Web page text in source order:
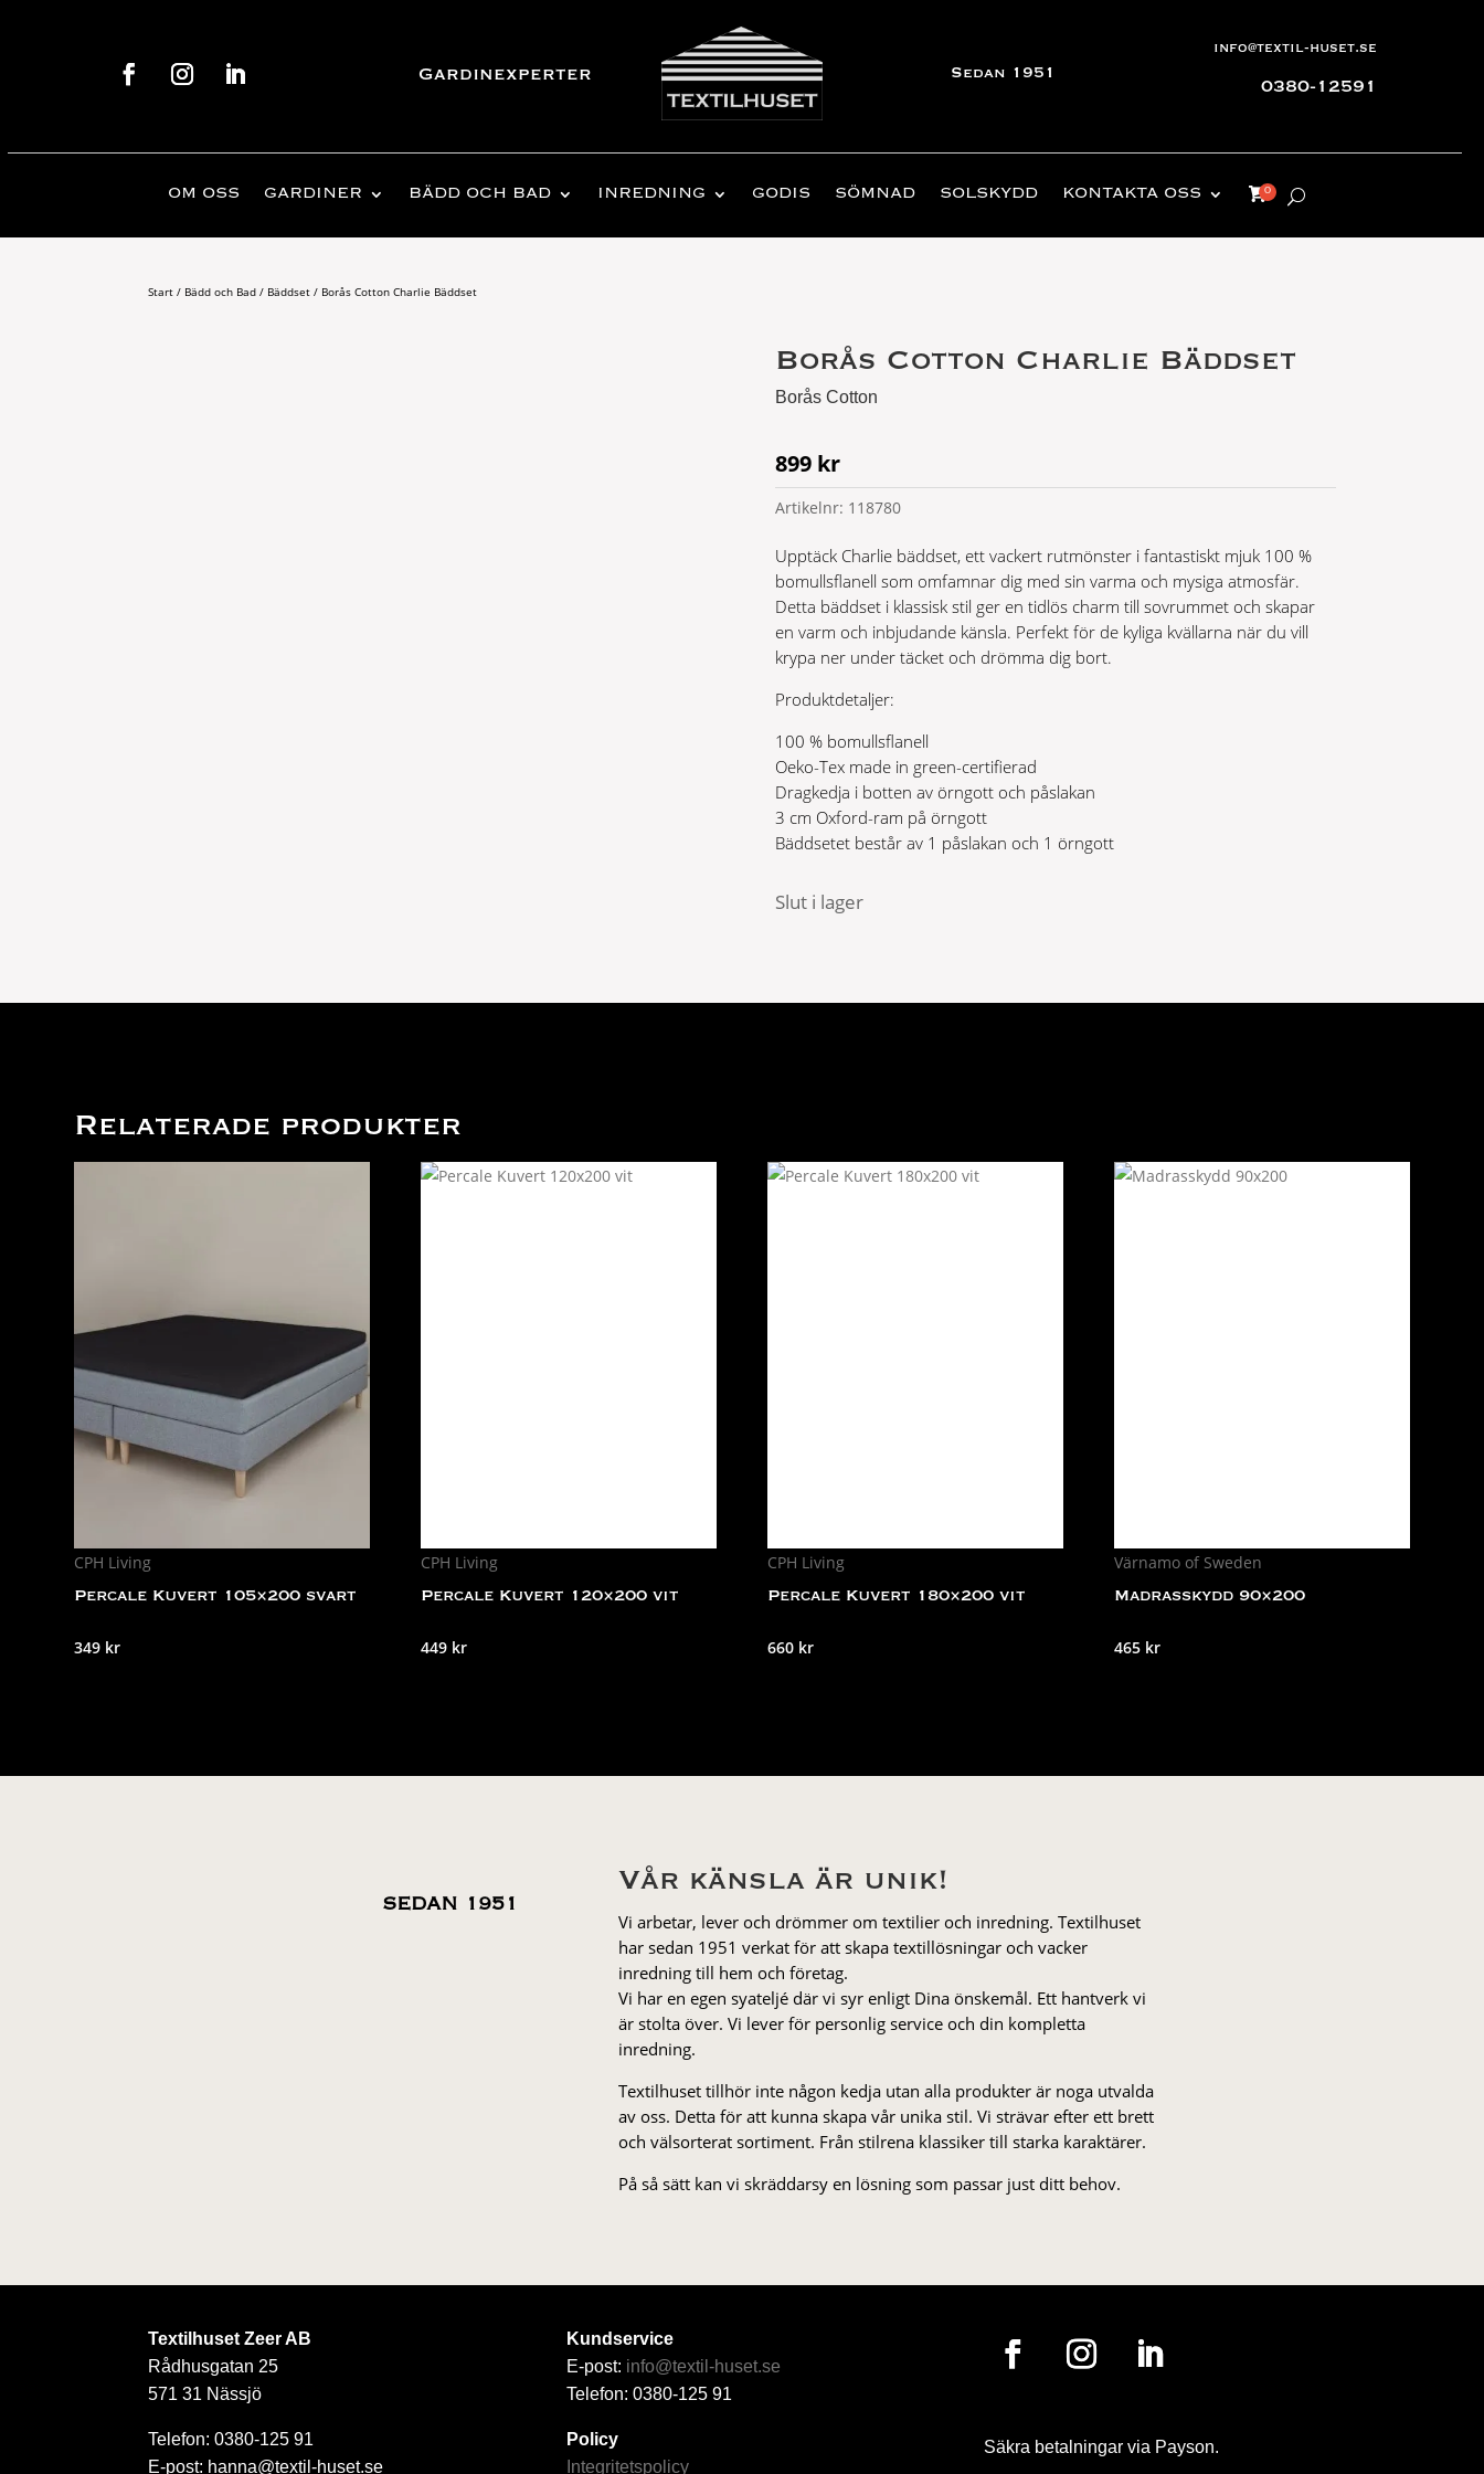
Gardinexperter Sedan 1951
info@textil-huset.se
0380-12591
OM OSS GARDINER BÄDD OCH BAD INREDNING GODIS SÖMNAD SOLSKYDD KONTAKTA OSS
Start / Bädd och Bad / Bäddset / Borås Cotton Charlie Bäddset
Borås Cotton Charlie Bäddset
Borås Cotton
899 kr
Artikelnr: 118780
Upptäck Charlie bäddset, ett vackert rutmönster i fantastiskt mjuk 100 %
bomullsflanell som omfamnar dig med sin varma och mysiga atmosfär.
Detta bäddset i klassisk stil ger en tidlös charm till sovrummet och skapar
en varm och inbjudande känsla. Perfekt för de kyliga kvällarna när du vill
krypa ner under täcket och drömma dig bort.
Produktdetaljer:
100 % bomullsflanell
Oeko-Tex made in green-certifierad
Dragkedja i botten av örngott och påslakan
3 cm Oxford-ram på örngott
Bäddsetet består av 1 påslakan och 1 örngott
Slut i lager
Relaterade produkter
CPH Living
Percale Kuvert 105×200 svart
349 kr
CPH Living
Percale Kuvert 120×200 vit
449 kr
CPH Living
Percale Kuvert 180×200 vit
660 kr
Värnamo of Sweden
Madrasskydd 90×200
465 kr
SEDAN 1951
Vår känsla är unik!
Vi arbetar, lever och drömmer om textilier och inredning. Textilhuset
har sedan 1951 verkat för att skapa textillösningar och vacker
inredning till hem och företag.
Vi har en egen syateljé där vi syr enligt Dina önskemål. Ett hantverk vi
är stolta över. Vi lever för personlig service och din kompletta
inredning.
Textilhuset tillhör inte någon kedja utan alla produkter är noga utvalda
av oss. Detta för att kunna skapa vår unika stil. Vi strä­var efter ett brett
och välsorterat sor­ti­ment. Från stil­rena klas­siker till starka karaktärer.
På så sätt kan vi skräddarsy en lösning som passar just ditt behov.
Textilhuset Zeer AB
Rådhusgatan 25
571 31 Nässjö
Telefon: 0380-125 91
E-post: hanna@textil-huset.se
Kundservice
E-post: info@textil-huset.se
Telefon: 0380-125 91
Policy
Integritetspolicy
Säkra betalningar via Payson.